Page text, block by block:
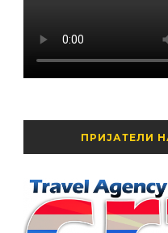
ПРИЈАТЕЛИ